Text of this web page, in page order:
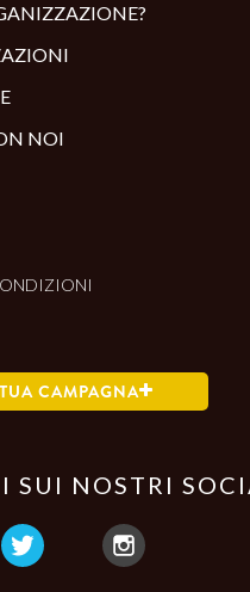
NOI
CAMPAGNA
SUI NOSTRI